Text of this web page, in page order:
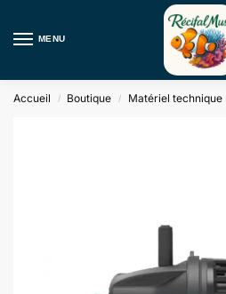
MENU
Accueil / Boutique / Matériel technique